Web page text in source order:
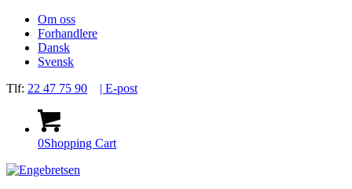
Om oss
Forhandlere
Dansk
Svensk
Tlf: 22 47 75 90 | E-post
0Shopping Cart